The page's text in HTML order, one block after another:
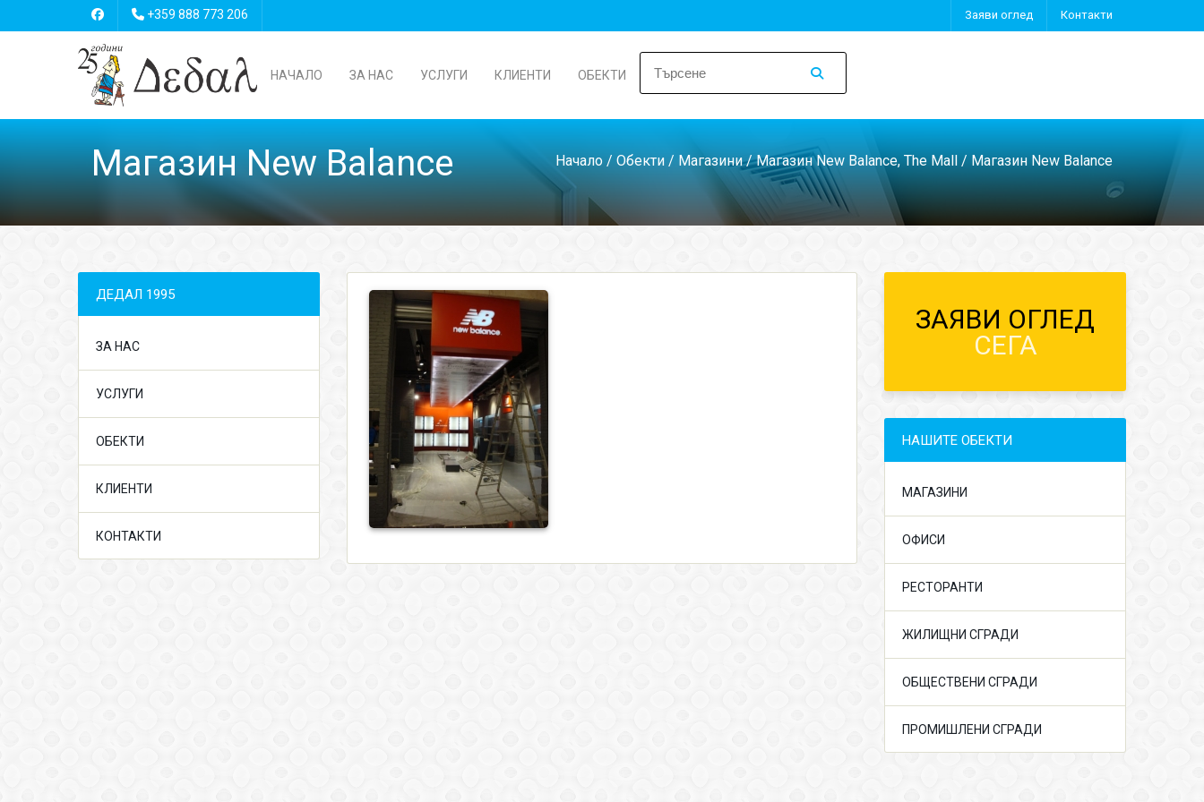
+359 888 773 206 Заяви оглед Контакти
НАЧАЛО ЗА НАС УСЛУГИ КЛИЕНТИ ОБЕКТИ
Магазин New Balance Начало / Обекти / Магазини/Магазин New Balance, The Mall / Магазин New Balance
ДЕДАЛ 1995
ЗА НАС
УСЛУГИ
ОБЕКТИ
КЛИЕНТИ
КОНТАКТИ
ЗАЯВИ ОГЛЕД
СЕГА
НАШИТЕ ОБЕКТИ
МАГАЗИНИ
ОФИСИ
РЕСТОРАНТИ
ЖИЛИЩНИ СГРАДИ
ОБЩЕСТВЕНИ СГРАДИ
ПРОМИШЛЕНИ СГРАДИ